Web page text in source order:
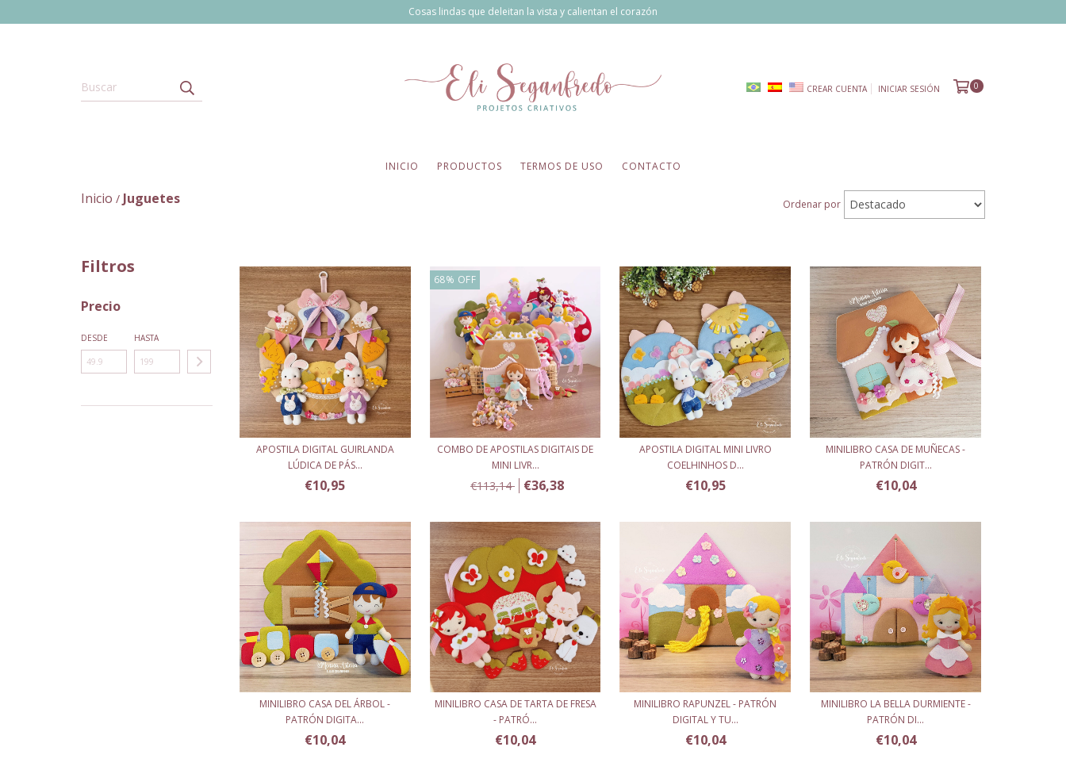
Cosas lindas que deleitan la vista y calientan el corazón
CREAR CUENTA INICIAR SESIÓN 0
INICIO PRODUCTOS TERMOS DE USO CONTACTO
Inicio / Juguetes Ordenar por
Filtros
Precio
DESDE HASTA
APOSTILA DIGITAL GUIRLANDA
LÚDICA DE PÁS...
€10,95
68% OFF
COMBO DE APOSTILAS DIGITAIS DE
MINI LIVR...
€113,14 €36,38
APOSTILA DIGITAL MINI LIVRO
COELHINHOS D...
€10,95
MINILIBRO CASA DE MUÑECAS -
PATRÓN DIGIT...
€10,04
MINILIBRO CASA DEL ÁRBOL -
PATRÓN DIGITA...
€10,04
MINILIBRO CASA DE TARTA DE FRESA
- PATRÓ...
€10,04
MINILIBRO RAPUNZEL - PATRÓN
DIGITAL Y TU...
€10,04
MINILIBRO LA BELLA DURMIENTE -
PATRÓN DI...
€10,04